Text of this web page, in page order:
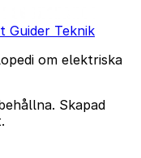
Guider Teknik
om elektriska
Skapad